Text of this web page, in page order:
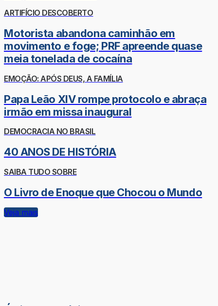
ARTIFÍCIO DESCOBERTO
Motorista abandona caminhão em
movimento e foge; PRF apreende quase
meia tonelada de cocaína
EMOÇÃO: APÓS DEUS, A FAMÍLIA
Papa Leão XIV rompe protocolo e abraça
irmão em missa inaugural
DEMOCRACIA NO BRASIL
40 ANOS DE HISTÓRIA
SAIBA TUDO SOBRE
O Livro de Enoque que Chocou o Mundo
Veja mais